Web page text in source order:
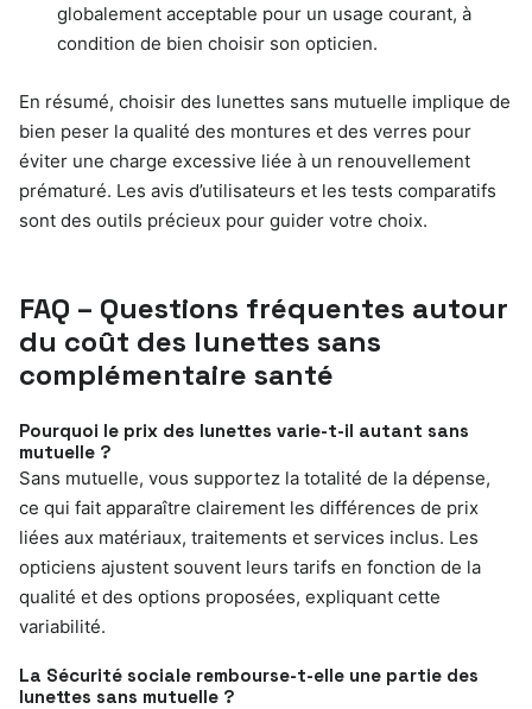
globalement acceptable pour un usage courant, à
condition de bien choisir son opticien.
En résumé, choisir des lunettes sans mutuelle implique de
bien peser la qualité des montures et des verres pour
éviter une charge excessive liée à un renouvellement
prématuré. Les avis d’utilisateurs et les tests comparatifs
sont des outils précieux pour guider votre choix.
FAQ – Questions fréquentes autour
du coût des lunettes sans
complémentaire santé
Pourquoi le prix des lunettes varie-t-il autant sans
mutuelle ?
Sans mutuelle, vous supportez la totalité de la dépense,
ce qui fait apparaître clairement les différences de prix
liées aux matériaux, traitements et services inclus. Les
opticiens ajustent souvent leurs tarifs en fonction de la
qualité et des options proposées, expliquant cette
variabilité.
La Sécurité sociale rembourse-t-elle une partie des
lunettes sans mutuelle ?